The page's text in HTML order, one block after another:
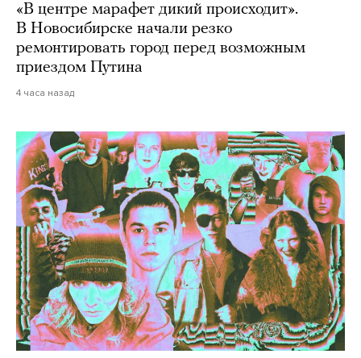
«В центре марафет дикий происходит».
В Новосибирске начали резко
ремонтировать город перед возможным
приездом Путина
4 часа назад